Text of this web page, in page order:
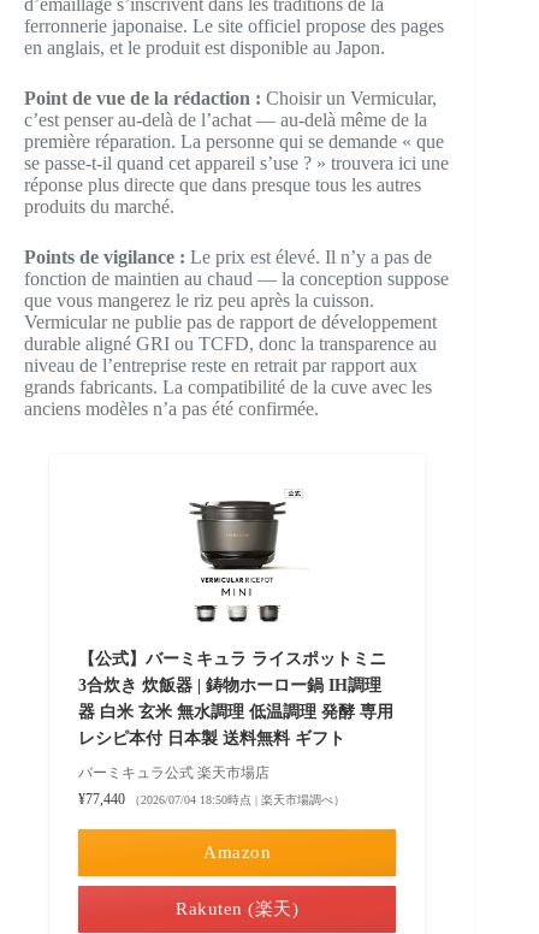
d’émaillage s’inscrivent dans les traditions de la
ferronnerie japonaise. Le site officiel propose des pages
en anglais, et le produit est disponible au Japon.
Point de vue de la rédaction : Choisir un Vermicular,
c’est penser au-delà de l’achat — au-delà même de la
première réparation. La personne qui se demande « que
se passe-t-il quand cet appareil s’use ? » trouvera ici une
réponse plus directe que dans presque tous les autres
produits du marché.
Points de vigilance : Le prix est élevé. Il n’y a pas de
fonction de maintien au chaud — la conception suppose
que vous mangerez le riz peu après la cuisson.
Vermicular ne publie pas de rapport de développement
durable aligné GRI ou TCFD, donc la transparence au
niveau de l’entreprise reste en retrait par rapport aux
grands fabricants. La compatibilité de la cuve avec les
anciens modèles n’a pas été confirmée.
【公式】バーミキュラ ライスポットミニ
3合炊き 炊飯器 | 鋳物ホーロー鍋 IH調理
器 白米 玄米 無水調理 低温調理 発酵 専用
レシピ本付 日本製 送料無料 ギフト
バーミキュラ公式 楽天市場店
¥77,440
（2026/07/04 18:50時点 | 楽天市場調べ）
Amazon
Rakuten (楽天)